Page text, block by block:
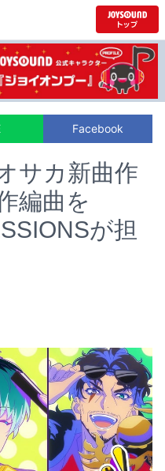
Facebook
サカ新曲作
編曲を
が担